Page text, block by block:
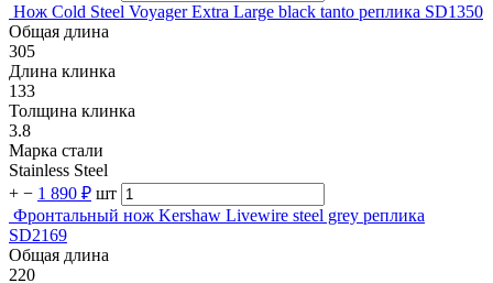
Нож Cold Steel Voyager Extra Large black tanto реплика SD1350
Общая длина
305
Длина клинка
133
Толщина клинка
3.8
Марка стали
Stainless Steel
+ − 1 890 ₽ шт
Фронтальный нож Kershaw Livewire steel grey реплика
SD2169
Общая длина
220